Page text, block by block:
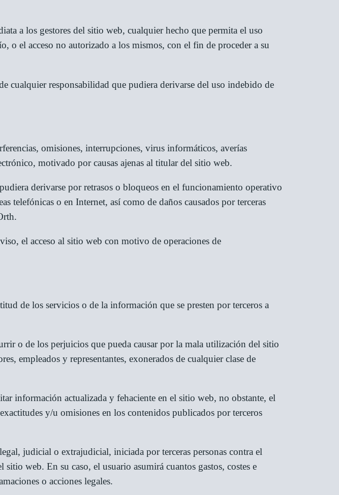
a los gestores del sitio web, cualquier hecho que permita el uso
o el acceso no autorizado a los mismos, con el fin de proceder a su
cualquier responsabilidad que pudiera derivarse del uso indebido de
omisiones, interrupciones, virus informáticos, averías
motivado por causas ajenas al titular del sitio web.
derivarse por retrasos o bloqueos en el funcionamiento operativo
telefónicas o en Internet, así como de daños causados por terceras
el acceso al sitio web con motivo de operaciones de
de los servicios o de la información que se presten por terceros a
o de los perjuicios que pueda causar por la mala utilización del sitio
empleados y representantes, exonerados de cualquier clase de
información actualizada y fehaciente en el sitio web, no obstante, el
y/u omisiones en los contenidos publicados por terceros
judicial o extrajudicial, iniciada por terceras personas contra el
web. En su caso, el usuario asumirá cuantos gastos, costes e
o acciones legales.